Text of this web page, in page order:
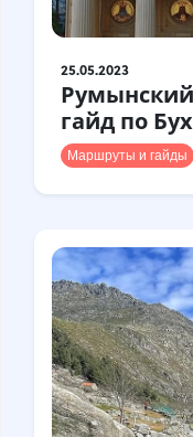
25.05.2023
гайд по
Маршруты и гайды